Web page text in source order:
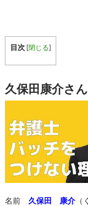
目次 [閉じる]
久保田康介さ
名前 久保田 康介（